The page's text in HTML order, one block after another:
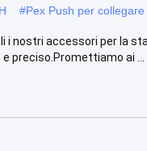
#Pex Push per
i nostri accessori per la
preciso.Promettiamo ai ...